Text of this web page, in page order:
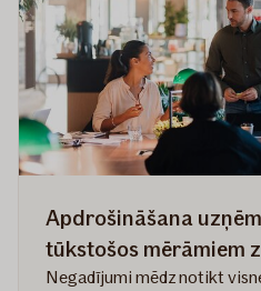
balsts
ražotājiem
neparedzētos
gadījumos
Apdrošināšana
tūkstošos mērāmiem
Negadījumi mēdz notikt